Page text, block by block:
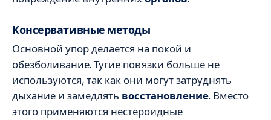
Консервативные методы
Основной упор делается на покой и
обезболивание. Тугие повязки больше не
используются, так как они могут затруднять
дыхание и замедлять восстановление. Вместо
этого применяются нестероидные